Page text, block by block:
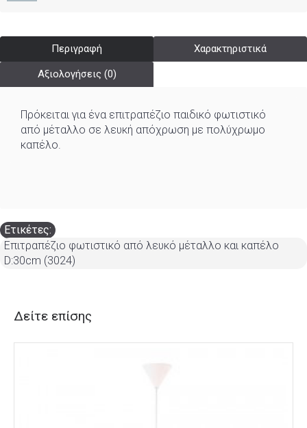
Περιγραφή Χαρακτηριστικά
Αξιολογήσεις (0)
Πρόκειται για ένα επιτραπέζιο παιδικό φωτιστικό
από μέταλλο σε λευκή απόχρωση με πολύχρωμο
καπέλο.
Ετικέτες:
Επιτραπέζιο φωτιστικό από λευκό μέταλλο και καπέλο
D:30cm (3024)
Δείτε επίσης